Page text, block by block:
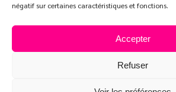
négatif sur certaines caractéristiques et fonctions.
Accepter
Refuser
L’Atelier des Parfums| Création
Mentions légales|Conditions
Politique de